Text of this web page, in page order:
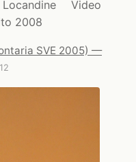
Locandine
Video
2008
SVE 2005) —